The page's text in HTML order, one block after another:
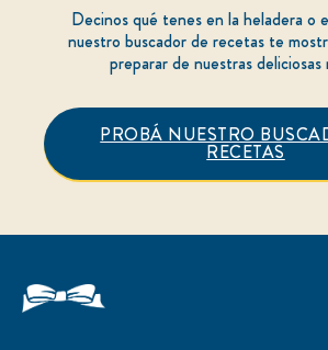
Decinos qué tenes en la heladera o
nuestro buscador de recetas te
preparar de nuestras deliciosas
PROBÁ NUESTRO
RECETAS